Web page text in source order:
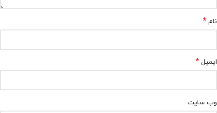
نام *
ایمیل *
وب‌ سایت